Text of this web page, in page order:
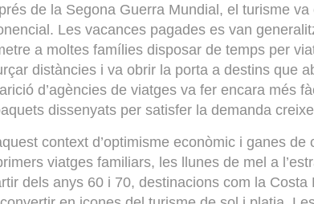
de la Segona Guerra Mundial, el turisme
Les vacances pagades es van
a moltes famílies disposar de temps per
distàncies i va obrir la porta a destins que
d’agències de viatges va fer encara més
dissenyats per satisfer la demanda
context d’optimisme econòmic i ganes
viatges familiars, les llunes de mel a
dels anys 60 i 70, destinacions com la